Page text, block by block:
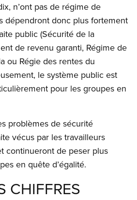
n’ont pas de régime de
dépendront donc plus fortement
public (Sécurité de la
de revenu garanti, Régime de
ou Régie des rentes du
le système public est
pour les groupes en
problèmes de sécurité
vécus par les travailleurs
continueront de peser plus
en quête d’égalité.
CHIFFRES